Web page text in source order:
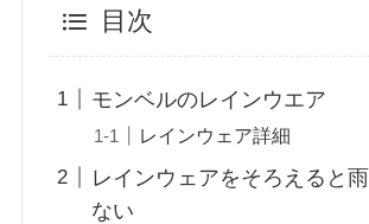
目次
モンベルのレインウエア
レインウェア詳細
レインウェアをそろえると
ない